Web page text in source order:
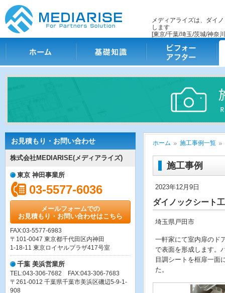
メディアライズは、ダイ
します
[東京/千葉/埼玉/茨城/神奈
ホーム 基礎知識 ビフォー・アフター 施
お見積もり・お問い合わせ
株式会社MEDIARISE(メディアライズ)
東京 神田事業所
03-5577-6036
メールフォームでの
お見積もり・お問い合わせはこちら
FAX:03-5577-6983
〒101-0047 東京都千代田区内神田
1-18-11 東京ロイヤルプラザ417号室
千葉 美浜営業所
TEL:043-306-7682 FAX:043-306-7683
〒261-0012 千葉県千葉市美浜区磯辺5-9-1-
908
ホーム 施工事例一覧
施工事例
2023年12月9日
ダイノックシート
埼玉県戸田市
一軒家にて室内扉のド
で表面を形成します。
目調シートを框扉一面
た。